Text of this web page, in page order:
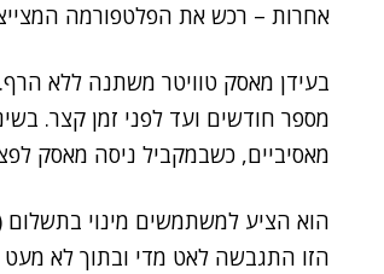
אחרות – רכש את הפלטפורמה המצייצת באוקטובר 2022, בתמורה
בעידן מאסק טוויטר משתנה ללא
מאסיביים, כשבמקביל ניסה מאסק
הזו התגבשה לאט מדי ובתוך לא מעט